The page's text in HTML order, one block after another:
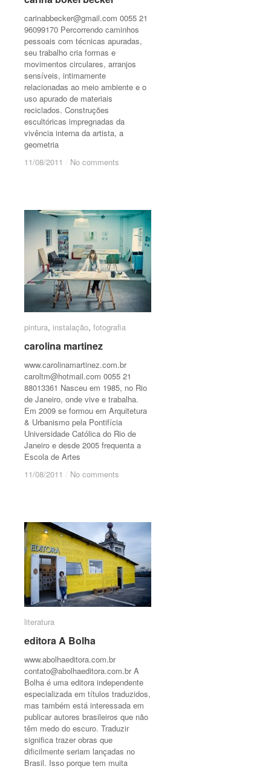
carinabbecker@gmail.com 0055 21
96099170 Percorrendo caminhos
pessoais com técnicas apuradas,
seu trabalho cria formas e
movimentos circulares, arranjos
sensíveis, intimamente
relacionadas ao meio ambiente e o
uso apurado de materiais
reciclados. Construções
escultóricas impregnadas da
vivência interna da artista, a
geometria
11/08/2011 / No comments
11/08/2011 / No comments
pintura, instalação, fotografia
carolina martinez
www.carolinamartinez.com.br
caroltm@hotmail.com 0055 21
88013361 Nasceu em 1985, no Rio
de Janeiro, onde vive e trabalha.
Em 2009 se formou em Arquitetura
& Urbanismo pela Pontifícia
Universidade Católica do Rio de
Janeiro e desde 2005 frequenta a
Escola de Artes
11/08/2011 / No comments
pintura instalação fotografia
carolina martinez
11/08/2011 / No comments
literatura
editora A Bolha
www.abolhaeditora.com.br
contato@abolhaeditora.com.brA
Bolha é uma editora independente
especializada em títulos traduzidos,
mas também está interessada em
publicar autores brasileiros que não
têm medo do escuro. Traduzir
significa trazer obras que
dificilmente seriam lançadas no
Brasil. Isso porque tem muita
literatura
editora A Bolha